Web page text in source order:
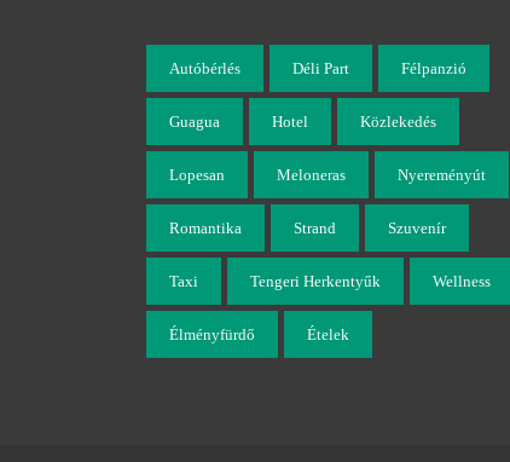
Autóbérlés Déli Part Félpanzió
Guagua Hotel Közlekedés
Lopesan Meloneras Nyereményút
Romantika Strand Szuvenír
Taxi Tengeri Herkentyűk Wellness
Élményfürdő Ételek